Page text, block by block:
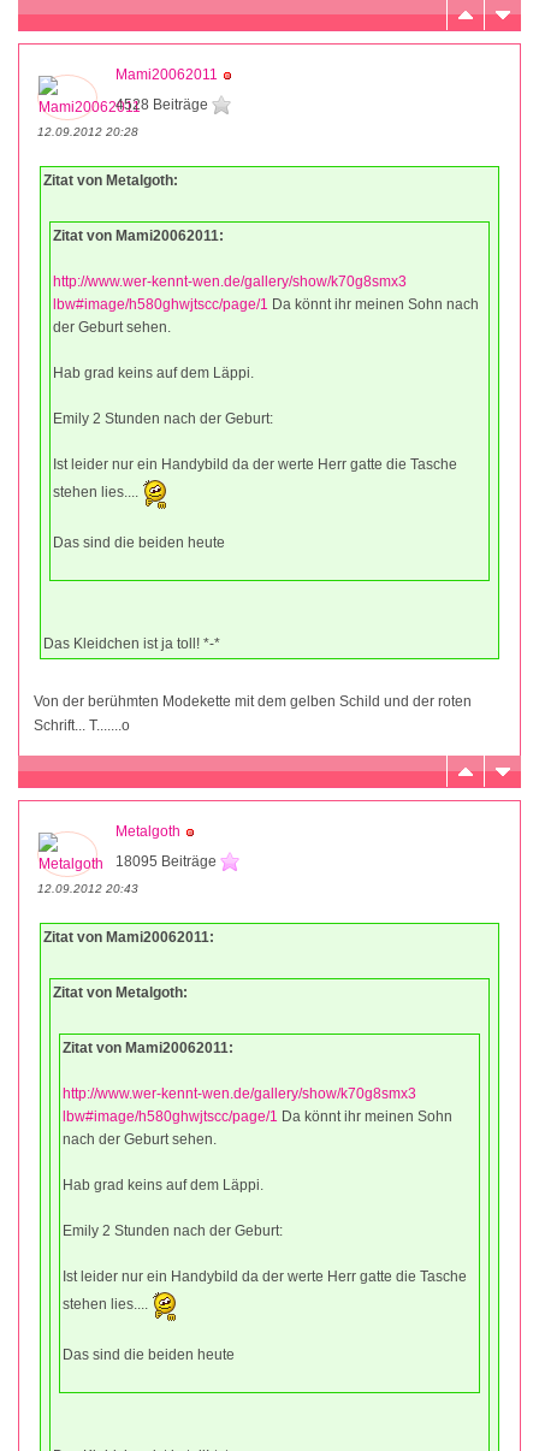
Mami20062011
4528 Beiträge
12.09.2012 20:28
Zitat von Metalgoth:
Zitat von Mami20062011:
http://www.wer-kennt-wen.de/gallery/show/k70g8smx3
lbw#image/h580ghwjtscc/page/1 Da könnt ihr meinen Sohn nach
der Geburt sehen.
Hab grad keins auf dem Läppi.
Emily 2 Stunden nach der Geburt:
Ist leider nur ein Handybild da der werte Herr gatte die Tasche
stehen lies....
Das sind die beiden heute
Das Kleidchen ist ja toll! *-*
Von der berühmten Modekette mit dem gelben Schild und der roten
Schrift... T.......o
Metalgoth
18095 Beiträge
12.09.2012 20:43
Zitat von Mami20062011:
Zitat von Metalgoth:
Zitat von Mami20062011:
http://www.wer-kennt-wen.de/gallery/show/k70g8smx3
lbw#image/h580ghwjtscc/page/1 Da könnt ihr meinen Sohn
nach der Geburt sehen.
Hab grad keins auf dem Läppi.
Emily 2 Stunden nach der Geburt:
Ist leider nur ein Handybild da der werte Herr gatte die Tasche
stehen lies....
Das sind die beiden heute